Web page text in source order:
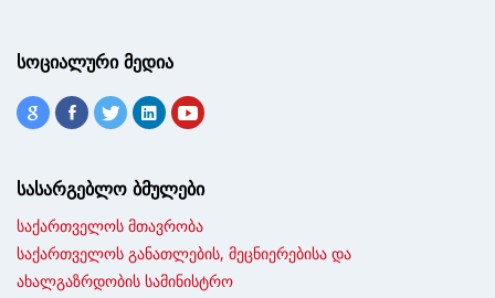
სოციალური მედია
სასარგებლო ბმულები
საქართველოს მთავრობა
საქართველოს განათლების, მეცნიერებისა და
ახალგაზრდობის სამინისტრო